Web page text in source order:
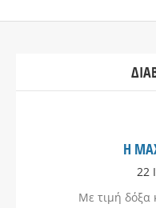
Η
22
Με τιμή δόξα